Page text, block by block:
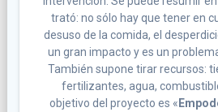
trató: no sólo hay que tener en
desuso de la comida, el
un gran impacto y es un
También supone tirar recursos:
fertilizantes, agua,
objetivo del proyecto es «